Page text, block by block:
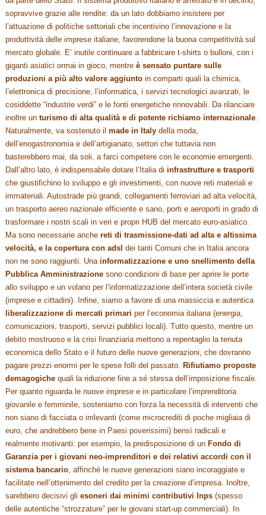
sopravvive grazie alle rendite: da un lato dobbiamo insistere per
l’attuazione di politiche settoriali che incentivino l’innovazione e la
produttività delle imprese italiane, favorendone la buona competitività sul
mercato globale. E’ inutile continuare a fabbricare t-shirts o bulloni, con i
giganti asiatici ormai in gioco, mentreè sensato puntare sulle
produzioni a più alto valore aggiunto in comparti quali la chimica,
l’elettronica di precisione, l’informatica, i servizi tecnologici avanzati, le
cosiddette “industrie verdi” e le fonti energetiche rinnovabili. Da rilanciare
inoltre unturismo di alta qualità e di potente richiamo internazionale.
Naturalmente, va sostenuto ilmade in Italy della moda,
dell’enogastronomia e dell’artigianato, settori che tuttavia non
basterebbero mai, da soli, a farci competere con le economie emergenti.
Dall’altro lato, è indispensabile dotare l’Italia diinfrastrutture e trasporti
che giustifichino lo sviluppo e gli investimenti, con nuove reti materiali e
immateriali. Autostrade più grandi, collegamenti ferroviari ad alta velocità,
un trasporto aereo nazionale efficiente e sano, porti e aeroporti in grado di
trasformare i nostri scali in veri e propri HUB del mercato euro-asiatico.
Ma sono necessarie anchereti di trasmissione-dati ad alta e altissima
velocità, e la copertura con adsldei tanti Comuni che in Italia ancora
non ne sono raggiunti. Unainformatizzazione e uno snellimento della
Pubblica Amministrazione sono condizioni di base per aprire le porte
allo sviluppo e un volano per l’informatizzazione dell’intera società civile
(imprese e cittadini). Infine, siamo a favore di una massiccia e autentica
liberalizzazione di mercati primari per l’economia italiana (energia,
comunicazioni, trasporti, servizi pubblici locali). Tutto questo, mentre un
debito mostruoso e la crisi finanziaria mettono a repentaglio la tenuta
economica dello Stato e il futuro delle nuove generazioni, che dovranno
pagare prezzi enormi per le spese folli del passato. Rifiutiamo proposte
demagogiche quali la riduzione fine a sé stessa dell’imposizione fiscale.
Per quanto riguarda le nuove imprese e in particolare l’imprenditoria
giovanile e femminile, sosteniamo con forza la necessità di interventi che
non siano di facciata o irrilevanti (come microcrediti di poche migliaia di
euro, che andrebbero bene in Paesi poverissimi) bensì radicali e
realmente motivanti: per esempio, la predisposizione di un Fondo di
Garanzia per i giovani neo-imprenditori e dei relativi accordi con il
sistema bancario, affinché le nuove generazioni siano incoraggiate e
facilitate nell’ottenimento del credito per la creazione d’impresa. Inoltre,
sarebbero decisivi gliesoneri dai minimi contributivi Inps (spesso
delle autentiche “strozzature” per le giovani start-up commerciali). In